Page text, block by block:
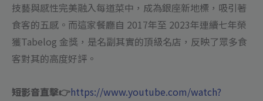
技藝與感性完美融入每道菜中，成為銀座新地標，吸引著
食客的五感。而這家餐廳自 2017年至 2023年連續七年榮
獲Tabelog 金獎，是名副其實的頂級名店，反映了眾多食
客對其的高度好評。
短影音直擊👉https://www.youtube.com/watch?